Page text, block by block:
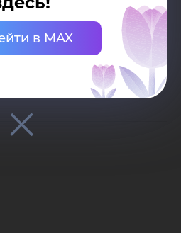
в MAX
и
Оксана
357-713, e-mail: